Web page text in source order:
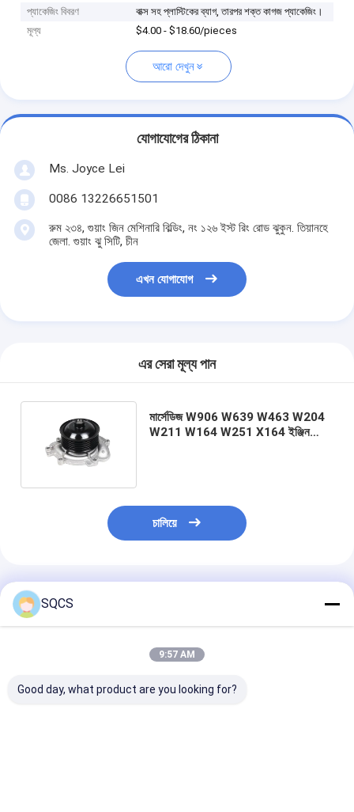
প্যাকেজিং বিবরণ
বাক্স সহ প্লাস্টিকের ব্যাগ, তারপর শক্ত কাগজ প্যাকেজিং।
মূল্য
$4.00 - $18.60/pieces
আরো দেখুন
যোগাযোগের ঠিকানা
Ms. Joyce Lei
0086 13226651501
রুম ২৩৪, গুয়াং জিন মেশিনারি বিল্ডিং, নং ১২৬ ইস্ট রিং রোড ঝুকুন. তিয়ানহে
জেলা. গুয়াং ঝু সিটি, চীন
এখন যোগাযোগ
এর সেরা মূল্য পান
মার্সেডিজ W906 W639 W463 W204
W211 W164 W251 X164 ইঞ্জিন
চালিয়ে
প্রস্তাবিত পণ্য
SQCS
9:57 AM
Good day, what product are you looking for?